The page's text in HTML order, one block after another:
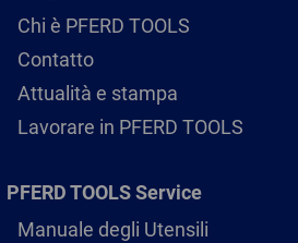
Chi è PFERD TOOLS
Contatto
Attualità e stampa
Lavorare in PFERD TOOLS
PFERD TOOLS Service
Manuale degli Utensili